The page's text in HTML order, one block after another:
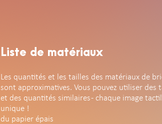
Liste de matériaux
Les quantités et les tailles des matériaux de
sont approximatives. Vous pouvez utiliser des
et des quantités similaires - chaque image
unique !
du papier épais